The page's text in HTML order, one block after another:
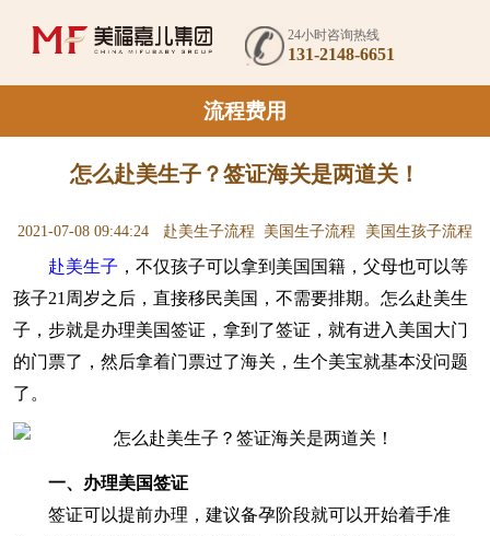
24小时咨询热线
131-2148-6651
流程费用
怎么赴美生子？签证海关是两道关！
2021-07-08 09:44:24 赴美生子流程 美国生子流程 美国生孩子流程
赴美生子 ，不仅孩子可以拿到美国国籍，父母也可以等
孩子21周岁之后，直接移民美国，不需要排期。怎么赴美生
子，步就是办理美国签证，拿到了签证，就有进入美国大门
的门票了，然后拿着门票过了海关，生个美宝就基本没问题
了。
一、办理美国签证
签证可以提前办理，建议备孕阶段就可以开始着手准